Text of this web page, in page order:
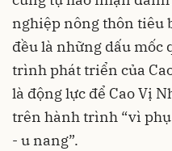
nghiệp nông thôn tiêu
đều là những dấu
trình phát triển của
là động lực để Cao Vị
trên hành trình “vì
- u nang”.